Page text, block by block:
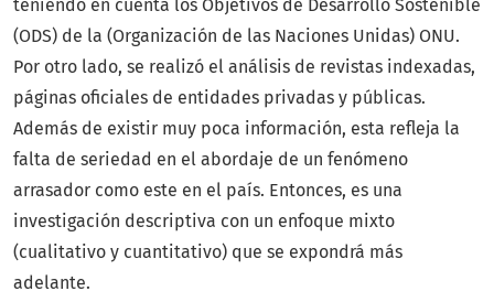
teniendo en cuenta los Objetivos de Desarrollo Sostenible
(ODS) de la (Organización de las Naciones Unidas) ONU.
Por otro lado, se realizó el análisis de revistas indexadas,
páginas oficiales de entidades privadas y públicas.
Además de existir muy poca información, esta refleja la
falta de seriedad en el abordaje de un fenómeno
arrasador como este en el país. Entonces, es una
investigación descriptiva con un enfoque mixto
(cualitativo y cuantitativo) que se expondrá más
adelante.